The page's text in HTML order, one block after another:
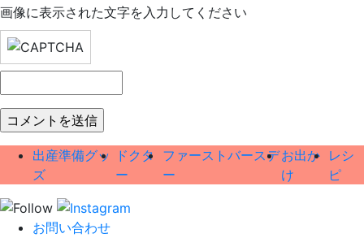
画像に表示された文字を入力してください
出産準備グッ
ズ
ドクタ
ー
ファーストバースデ
ー
お出か
け
レシ
ピ
お問い合わせ